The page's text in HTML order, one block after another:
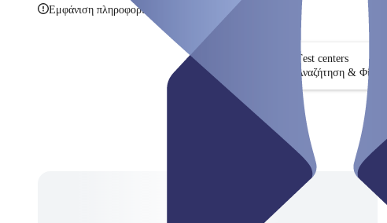
Εμφάνιση πληροφοριών
Test centers
Αναζήτηση & Φίλτρο